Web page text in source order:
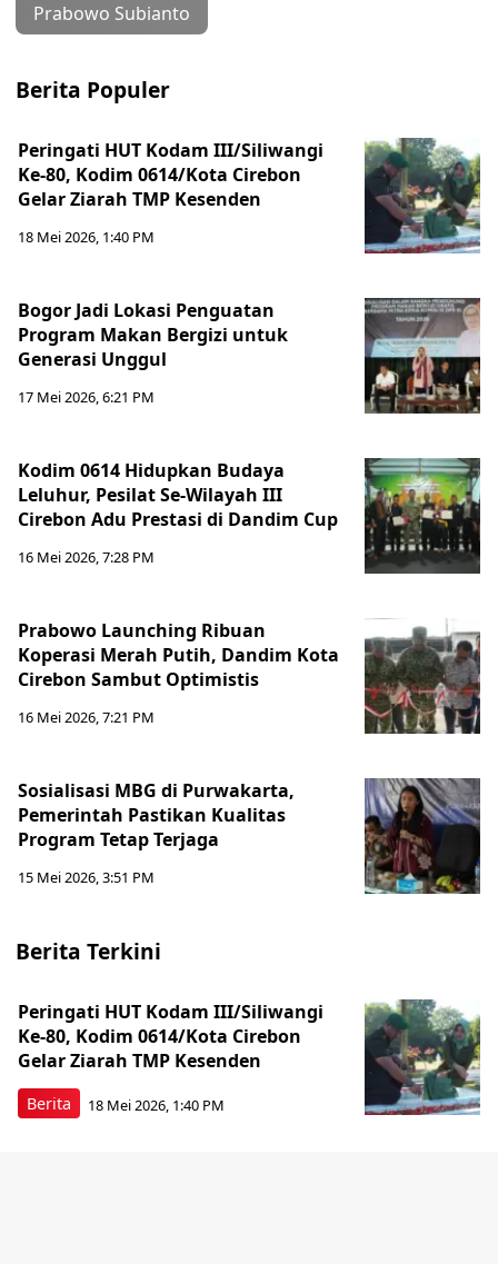
Prabowo Subianto
Berita Populer
Peringati HUT Kodam III/Siliwangi
Ke-80, Kodim 0614/Kota Cirebon
Gelar Ziarah TMP Kesenden
18 Mei 2026, 1:40 PM
Bogor Jadi Lokasi Penguatan
Program Makan Bergizi untuk
Generasi Unggul
17 Mei 2026, 6:21 PM
Kodim 0614 Hidupkan Budaya
Leluhur, Pesilat Se-Wilayah III
Cirebon Adu Prestasi di Dandim Cup
16 Mei 2026, 7:28 PM
Prabowo Launching Ribuan
Koperasi Merah Putih, Dandim Kota
Cirebon Sambut Optimistis
16 Mei 2026, 7:21 PM
Sosialisasi MBG di Purwakarta,
Pemerintah Pastikan Kualitas
Program Tetap Terjaga
15 Mei 2026, 3:51 PM
Berita Terkini
Berita
Peringati HUT Kodam III/Siliwangi
Ke-80, Kodim 0614/Kota Cirebon
Gelar Ziarah TMP Kesenden
18 Mei 2026, 1:40 PM